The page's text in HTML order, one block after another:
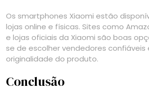
Os smartphones Xiaomi estão
lojas online e físicas. Sites como
e lojas oficiais da Xiaomi são boas
se de escolher vendedores confiáveis
originalidade do produto.
Conclusão